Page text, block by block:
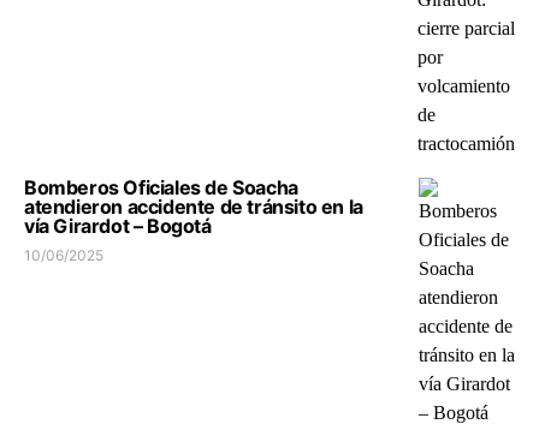
Bomberos Oficiales de Soacha
atendieron accidente de tránsito en la
vía Girardot – Bogotá
10/06/2025